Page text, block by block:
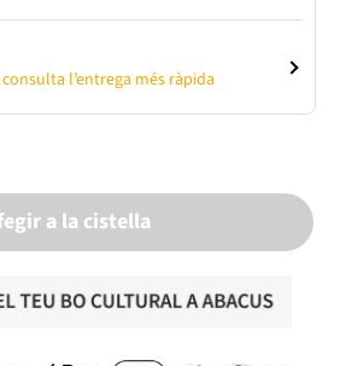
l’entrega més ràpida
a la cistella